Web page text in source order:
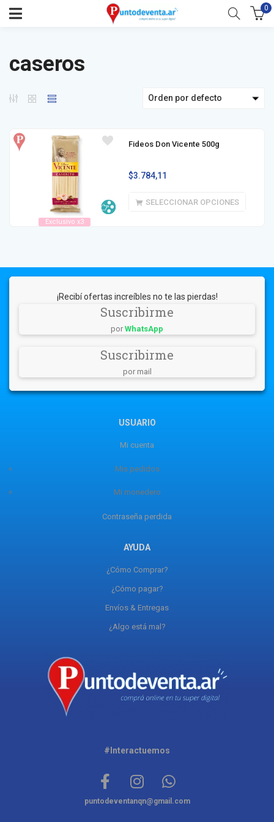
0
caseros
Orden por defecto
Exclusivo x3
Fideos Don Vicente 500g
$3.784,11
SELECCIONAR OPCIONES
¡Recibí ofertas increíbles no te las pierdas!
Suscribirme
por WhatsApp
Suscribirme
por mail
USUARIO
Mi cuenta
Mis pedidos
Mi monedero
Contraseña perdida
AYUDA
¿Cómo Comprar?
¿Cómo pagar?
Envíos & Entregas
¿Algo está mal?
#Interactuemos
puntodeventanqn@gmail.com